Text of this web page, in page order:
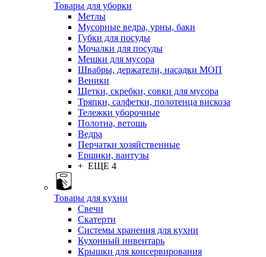
Товары для уборки
Метлы
Мусорные ведра, урны, баки
Губки для посуды
Мочалки для посуды
Мешки для мусора
Швабры, держатели, насадки МОП
Веники
Щетки, скребки, совки для мусора
Тряпки, салфетки, полотенца вискоза
Тележки уборочные
Полотна, ветошь
Ведра
Перчатки хозяйственные
Ершики, вантузы
+ ЕЩЕ 4
Товары для кухни
Свечи
Скатерти
Системы хранения для кухни
Кухонный инвентарь
Крышки для консервирования